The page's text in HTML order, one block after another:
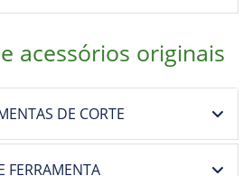
acessórios originais
DE CORTE
FERRAMENTA